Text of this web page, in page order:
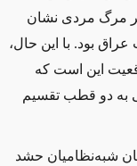
مرگ مردی نشان
بود. با این حال،
این است که
به دو قطب تقسیم
شبه‌نظامیان حشد